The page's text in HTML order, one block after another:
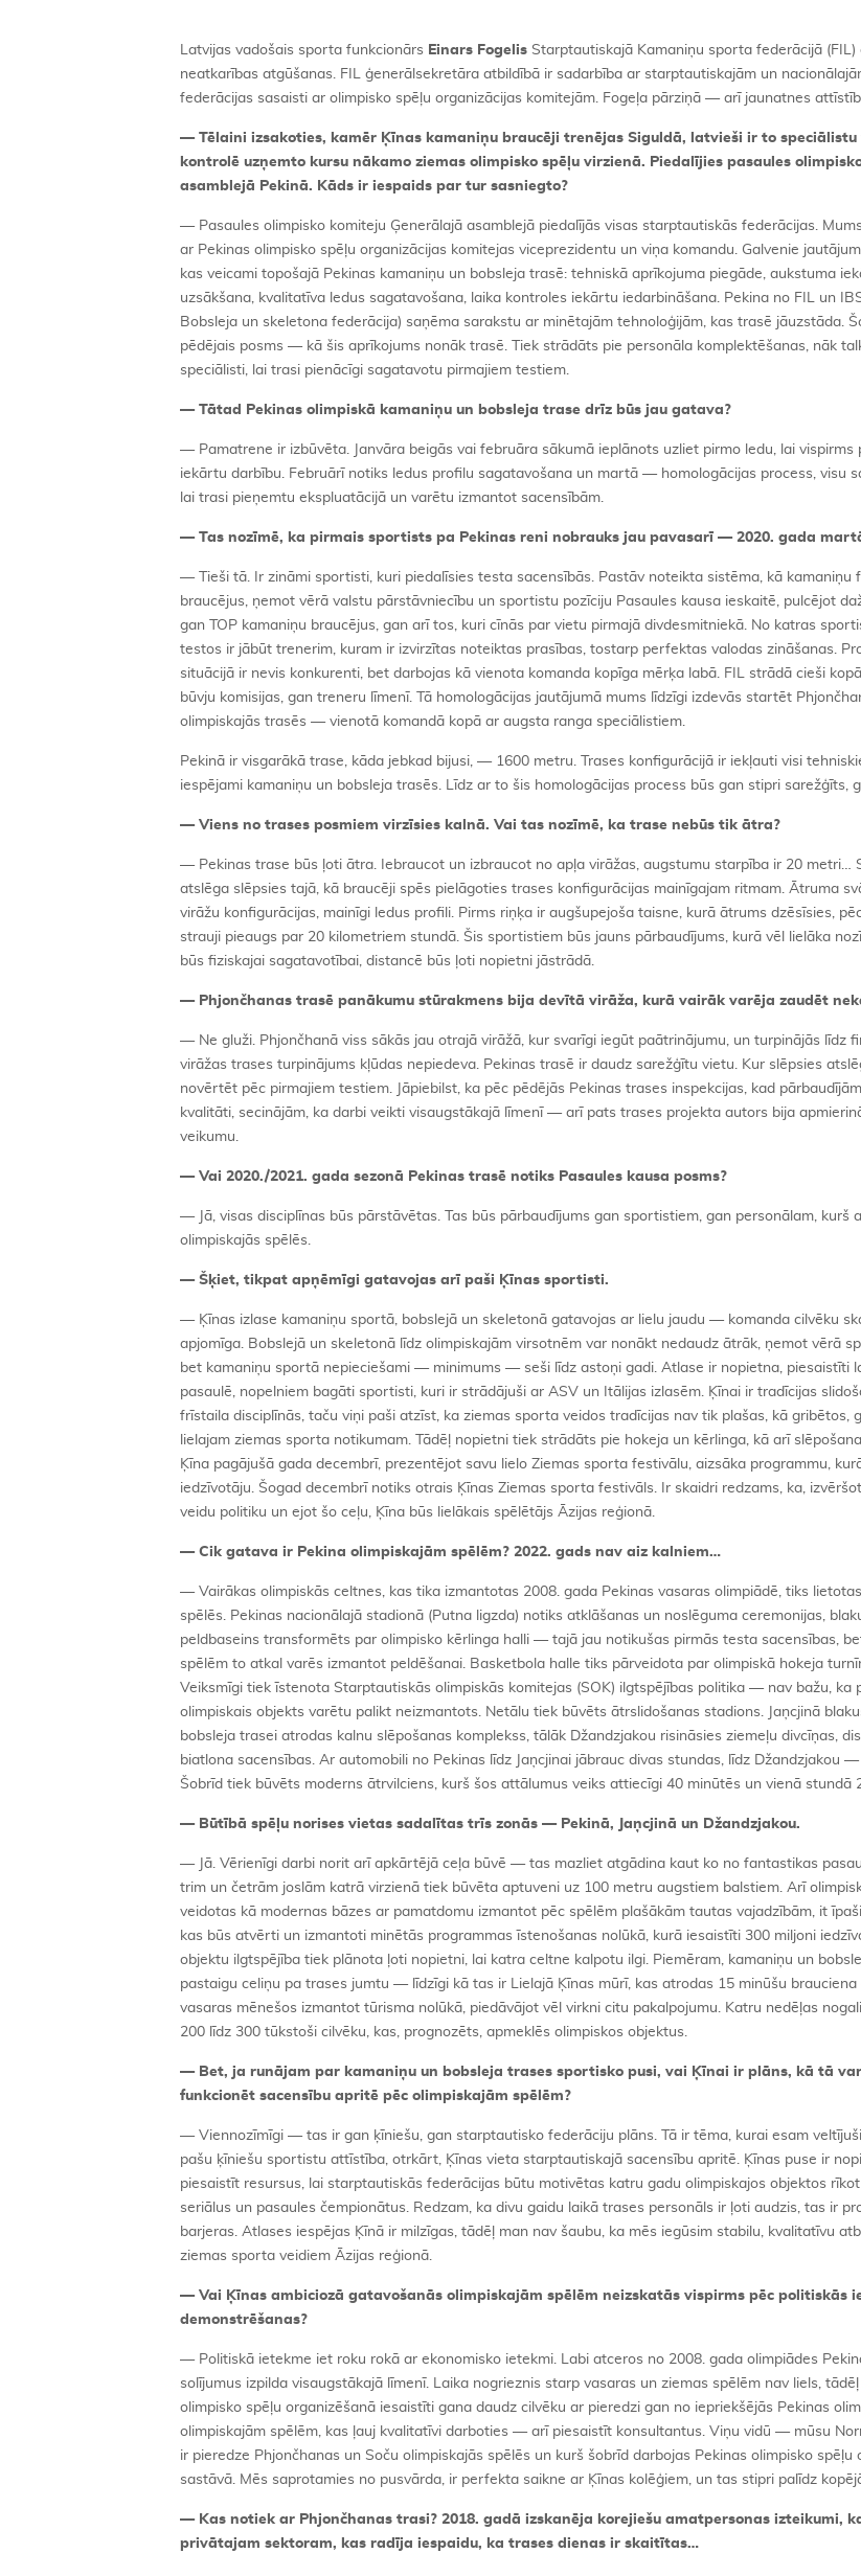
Latvijas vadošais sporta funkcionārs Einars Fogelis Starptautiskajā Kamaniņu sporta federācijā (FIL)
neatkarības atgūšanas. FIL ģenerālsekretāra atbildībā ir sadarbība ar starptautiskajām un
federācijas sasaisti ar olimpisko spēļu organizācijas komitejām. Fogeļa pārziņā — arī jaunatnes
— Tēlaini izsakoties, kamēr Ķīnas kamaniņu braucēji trenējas Siguldā, latvieši ir to speciālistu
kontrolē uzņemto kursu nākamo ziemas olimpisko spēļu virzienā. Piedalījies pasaules
asamblejā Pekinā. Kāds ir iespaids par tur sasniegto?
— Pasaules olimpisko komiteju Ģenerālajā asamblejā piedalījās visas starptautiskās federācijas.
ar Pekinas olimpisko spēļu organizācijas komitejas viceprezidentu un viņa komandu. Galvenie
kas veicami topošajā Pekinas kamaniņu un bobsleja trasē: tehniskā aprīkojuma piegāde, aukstuma
uzsākšana, kvalitatīva ledus sagatavošana, laika kontroles iekārtu iedarbināšana. Pekina no FIL un
Bobsleja un skeletona federācija) saņēma sarakstu ar minētajām tehnoloģijām, kas trasē jāuzstāda.
pēdējais posms — kā šis aprīkojums nonāk trasē. Tiek strādāts pie personāla komplektēšanas, nāk
speciālisti, lai trasi pienācīgi sagatavotu pirmajiem testiem.
— Tātad Pekinas olimpiskā kamaniņu un bobsleja trase drīz būs jau gatava?
— Pamatrene ir izbūvēta. Janvāra beigās vai februāra sākumā ieplānots uzliet pirmo ledu, lai vispirms
iekārtu darbību. Februārī notiks ledus profilu sagatavošana un martā — homologācijas process, visu
lai trasi pieņemtu ekspluatācijā un varētu izmantot sacensībām.
— Tas nozīmē, ka pirmais sportists pa Pekinas reni nobrauks jau pavasarī — 2020. gada
— Tieši tā. Ir zināmi sportisti, kuri piedalīsies testa sacensībās. Pastāv noteikta sistēma, kā kamaniņu
braucējus, ņemot vērā valstu pārstāvniecību un sportistu pozīciju Pasaules kausa ieskaitē, pulcējot
gan TOP kamaniņu braucējus, gan arī tos, kuri cīnās par vietu pirmajā divdesmitniekā. No katras
testos ir jābūt trenerim, kuram ir izvirzītas noteiktas prasības, tostarp perfektas valodas zināšanas.
situācijā ir nevis konkurenti, bet darbojas kā vienota komanda kopīga mērķa labā. FIL strādā cieši
būvju komisijas, gan treneru līmenī. Tā homologācijas jautājumā mums līdzīgi izdevās startēt
olimpiskajās trasēs — vienotā komandā kopā ar augsta ranga speciālistiem.
Pekinā ir visgarākā trase, kāda jebkad bijusi, — 1600 metru. Trases konfigurācijā ir iekļauti visi
iespējami kamaniņu un bobsleja trasēs. Līdz ar to šis homologācijas process būs gan stipri sarežģīts,
— Viens no trases posmiem virzīsies kalnā. Vai tas nozīmē, ka trase nebūs tik ātra?
— Pekinas trase būs ļoti ātra. Iebraucot un izbraucot no apļa virāžas, augstumu starpība ir 20 metri…
atslēga slēpsies tajā, kā braucēji spēs pielāgoties trases konfigurācijas mainīgajam ritmam. Ātruma
virāžu konfigurācijas, mainīgi ledus profili. Pirms riņķa ir augšupejoša taisne, kurā ātrums dzēsīsies,
strauji pieaugs par 20 kilometriem stundā. Šis sportistiem būs jauns pārbaudījums, kurā vēl lielāka
būs fiziskajai sagatavotībai, distancē būs ļoti nopietni jāstrādā.
— Phjončhanas trasē panākumu stūrakmens bija devītā virāža, kurā vairāk varēja zaudēt
— Ne gluži. Phjončhanā viss sākās jau otrajā virāžā, kur svarīgi iegūt paātrinājumu, un turpinājās līdz
virāžas trases turpinājums kļūdas nepiedeva. Pekinas trasē ir daudz sarežģītu vietu. Kur slēpsies
novērtēt pēc pirmajiem testiem. Jāpiebilst, ka pēc pēdējās Pekinas trases inspekcijas, kad
kvalitāti, secinājām, ka darbi veikti visaugstākajā līmenī — arī pats trases projekta autors bija
veikumu.
— Vai 2020./2021. gada sezonā Pekinas trasē notiks Pasaules kausa posms?
— Jā, visas disciplīnas būs pārstāvētas. Tas būs pārbaudījums gan sportistiem, gan personālam, kurš
olimpiskajās spēlēs.
— Šķiet, tikpat apņēmīgi gatavojas arī paši Ķīnas sportisti.
— Ķīnas izlase kamaniņu sportā, bobslejā un skeletonā gatavojas ar lielu jaudu — komanda cilvēku
apjomīga. Bobslejā un skeletonā līdz olimpiskajām virsotnēm var nonākt nedaudz ātrāk, ņemot vērā
bet kamaniņu sportā nepieciešami — minimums — seši līdz astoņi gadi. Atlase ir nopietna, piesaistīti
pasaulē, nopelniem bagāti sportisti, kuri ir strādājuši ar ASV un Itālijas izlasēm. Ķīnai ir tradīcijas
frīstaila disciplīnās, taču viņi paši atzīst, ka ziemas sporta veidos tradīcijas nav tik plašas, kā gribētos,
lielajam ziemas sporta notikumam. Tādēļ nopietni tiek strādāts pie hokeja un kērlinga, kā arī
Ķīna pagājušā gada decembrī, prezentējot savu lielo Ziemas sporta festivālu, aizsāka programmu,
iedzīvotāju. Šogad decembrī notiks otrais Ķīnas Ziemas sporta festivāls. Ir skaidri redzams, ka,
veidu politiku un ejot šo ceļu, Ķīna būs lielākais spēlētājs Āzijas reģionā.
— Cik gatava ir Pekina olimpiskajām spēlēm? 2022. gads nav aiz kalniem…
— Vairākas olimpiskās celtnes, kas tika izmantotas 2008. gada Pekinas vasaras olimpiādē, tiks
spēlēs. Pekinas nacionālajā stadionā (Putna ligzda) notiks atklāšanas un noslēguma ceremonijas,
peldbaseins transformēts par olimpisko kērlinga halli — tajā jau notikušas pirmās testa sacensības,
spēlēm to atkal varēs izmantot peldēšanai. Basketbola halle tiks pārveidota par olimpiskā hokeja
Veiksmīgi tiek īstenota Starptautiskās olimpiskās komitejas (SOK) ilgtspējības politika — nav bažu, ka
olimpiskais objekts varētu palikt neizmantots. Netālu tiek būvēts ātrslidošanas stadions. Jaņcjinā
bobsleja trasei atrodas kalnu slēpošanas komplekss, tālāk Džandzjakou risināsies ziemeļu divcīņas,
biatlona sacensības. Ar automobili no Pekinas līdz Jaņcjinai jābrauc divas stundas, līdz Džandzjakou
Šobrīd tiek būvēts moderns ātrvilciens, kurš šos attālumus veiks attiecīgi 40 minūtēs un vienā stundā
— Būtībā spēļu norises vietas sadalītas trīs zonās — Pekinā, Jaņcjinā un Džandzjakou.
— Jā. Vērienīgi darbi norit arī apkārtējā ceļa būvē — tas mazliet atgādina kaut ko no fantastikas
trim un četrām joslām katrā virzienā tiek būvēta aptuveni uz 100 metru augstiem balstiem. Arī
veidotas kā modernas bāzes ar pamatdomu izmantot pēc spēlēm plašākām tautas vajadzībām, it
kas būs atvērti un izmantoti minētās programmas īstenošanas nolūkā, kurā iesaistīti 300 miljoni
objektu ilgtspējība tiek plānota ļoti nopietni, lai katra celtne kalpotu ilgi. Piemēram, kamaniņu un
pastaigu celiņu pa trases jumtu — līdzīgi kā tas ir Lielajā Ķīnas mūrī, kas atrodas 15 minūšu
vasaras mēnešos izmantot tūrisma nolūkā, piedāvājot vēl virkni citu pakalpojumu. Katru nedēļas
200 līdz 300 tūkstoši cilvēku, kas, prognozēts, apmeklēs olimpiskos objektus.
— Bet, ja runājam par kamaniņu un bobsleja trases sportisko pusi, vai Ķīnai ir plāns, kā tā
funkcionēt sacensību apritē pēc olimpiskajām spēlēm?
— Viennozīmīgi — tas ir gan ķīniešu, gan starptautisko federāciju plāns. Tā ir tēma, kurai esam
pašu ķīniešu sportistu attīstība, otrkārt, Ķīnas vieta starptautiskajā sacensību apritē. Ķīnas puse ir
piesaistīt resursus, lai starptautiskās federācijas būtu motivētas katru gadu olimpiskajos objektos
seriālus un pasaules čempionātus. Redzam, ka divu gaidu laikā trases personāls ir ļoti audzis, tas ir
barjeras. Atlases iespējas Ķīnā ir milzīgas, tādēļ man nav šaubu, ka mēs iegūsim stabilu, kvalitatīvu
ziemas sporta veidiem Āzijas reģionā.
— Vai Ķīnas ambiciozā gatavošanās olimpiskajām spēlēm neizskatās vispirms pēc politiskās
demonstrēšanas?
— Politiskā ietekme iet roku rokā ar ekonomisko ietekmi. Labi atceros no 2008. gada olimpiādes
solījumus izpilda visaugstākajā līmenī. Laika nogrieznis starp vasaras un ziemas spēlēm nav liels,
olimpisko spēļu organizēšanā iesaistīti gana daudz cilvēku ar pieredzi gan no iepriekšējās Pekinas
olimpiskajām spēlēm, kas ļauj kvalitatīvi darboties — arī piesaistīt konsultantus. Viņu vidū — mūsu
ir pieredze Phjončhanas un Soču olimpiskajās spēlēs un kurš šobrīd darbojas Pekinas olimpisko spēļu
sastāvā. Mēs saprotamies no pusvārda, ir perfekta saikne ar Ķīnas kolēģiem, un tas stipri palīdz
— Kas notiek ar Phjončhanas trasi? 2018. gadā izskanēja korejiešu amatpersonas izteikumi,
privātajam sektoram, kas radīja iespaidu, ka trases dienas ir skaitītas…